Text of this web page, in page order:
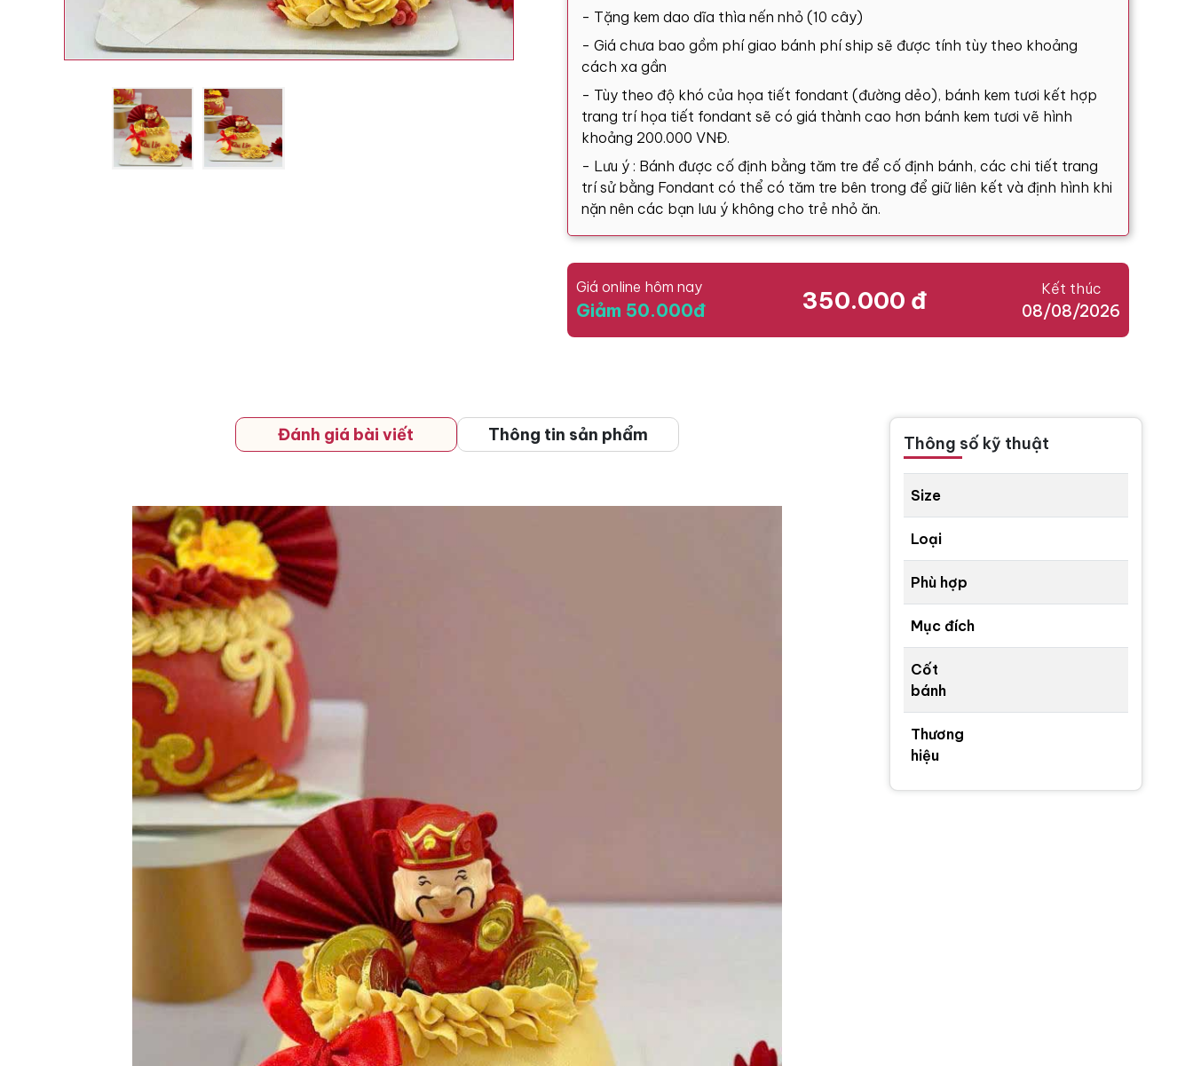
- Tặng kem dao dĩa thìa nến nhỏ (10 cây)
- Giá chưa bao gồm phí giao bánh phí ship sẽ được tính tùy theo khoảng
cách xa gần
- Tùy theo độ khó của họa tiết fondant (đường dẻo), bánh kem tươi kết hợp
trang trí họa tiết fondant sẽ có giá thành cao hơn bánh kem tươi vẽ hình
khoảng 200.000 VNĐ.
- Lưu ý : Bánh được cố định bằng tăm tre để cố định bánh, các chi tiết trang
trí sử bằng Fondant có thể có tăm tre bên trong để giữ liên kết và định hình khi
nặn nên các bạn lưu ý không cho trẻ nhỏ ăn.
Giá online hôm nay
Giảm 50.000đ 350.000 đ Kết thúc
08/08/2026
Đánh giá bài viết Thông tin sản phẩm Thông số kỹ thuật
Size
Loại
Phù hợp
Mục đích
Cốt
bánh
Thương
hiệu